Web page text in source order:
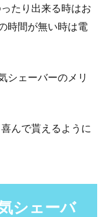
髭剃り」がありますよ
ームの代用品！関
たり出来る時はお
時間が無い時は電
シェーバーのメリ
んで貰えるように
シェーバ